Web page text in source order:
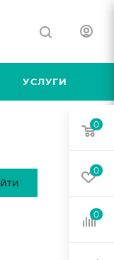
УСЛУГИ
0
0
0